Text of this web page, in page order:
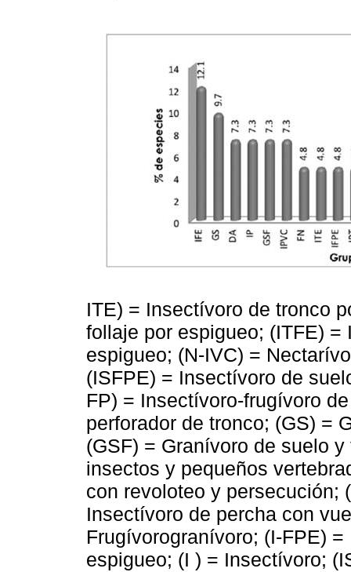
ITE) = Insectívoro de tronco
follaje por espigueo; (ITFE)
espigueo; (N-IVC) =
(ISFPE) = Insectívoro de
FP) = Insectívoro-frugívoro
perforador de tronco; (GS) =
(GSF) = Granívoro de suelo
insectos y pequeños
con revoloteo y persecución;
Insectívoro de percha con
Frugívorogranívoro; (I-FPE)
espigueo; (I ) = Insectívoro;